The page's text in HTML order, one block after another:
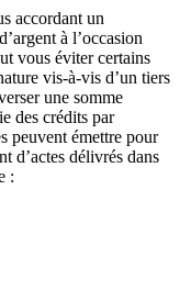
accordant un
à l’occasion
vous éviter certains
vis-à-vis d’un tiers
une somme
des crédits par
peuvent émettre pour
d’actes délivrés dans
: